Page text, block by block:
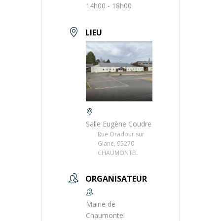
14h00 - 18h00
LIEU
Salle Eugène Coudre
Rue Oradour sur
Glane, 95270
CHAUMONTEL
ORGANISATEUR
Mairie de
Chaumontel